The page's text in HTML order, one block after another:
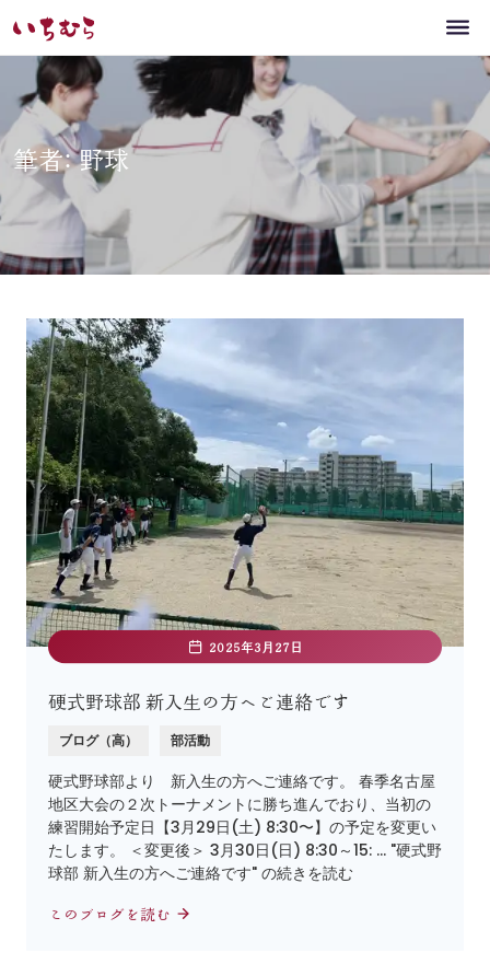
筆者: 野球
2025年3月27日
硬式野球部 新入生の方へご連絡です
ブログ（高） 部活動
硬式野球部より 新入生の方へご連絡です。 春季名古屋
地区大会の２次トーナメントに勝ち進んでおり、当初の
練習開始予定日【3月29日(土) 8:30〜】の予定を変更い
たします。 ＜変更後＞ 3月30日(日) 8:30～15: … "硬式野
球部 新入生の方へご連絡です" の続きを読む
このブログを読む